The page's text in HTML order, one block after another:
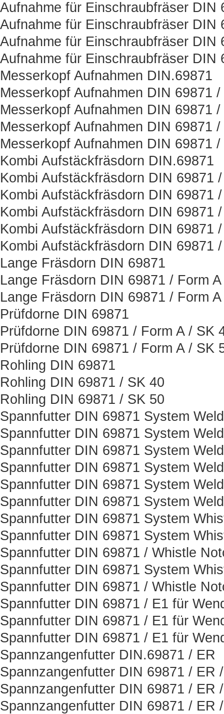
Aufnahme für Einschraubfräser DIN
Aufnahme für Einschraubfräser DIN
Aufnahme für Einschraubfräser DIN
Aufnahme für Einschraubfräser DIN
Messerkopf Aufnahmen DIN.69871
Messerkopf Aufnahmen DIN 69871
Messerkopf Aufnahmen DIN 69871
Messerkopf Aufnahmen DIN 69871
Messerkopf Aufnahmen DIN 69871
Kombi Aufstäckfräsdorn DIN.69871
Kombi Aufstäckfräsdorn DIN 69871
Kombi Aufstäckfräsdorn DIN 69871
Kombi Aufstäckfräsdorn DIN 69871
Kombi Aufstäckfräsdorn DIN 69871
Kombi Aufstäckfräsdorn DIN 69871
Lange Fräsdorn DIN 69871
Lange Fräsdorn DIN 69871 / Form
Lange Fräsdorn DIN 69871 / Form
Prüfdorne DIN 69871
Prüfdorne DIN 69871 / Form A / SK
Prüfdorne DIN 69871 / Form A / SK
Rohling DIN 69871
Rohling DIN 69871 / SK 40
Rohling DIN 69871 / SK 50
Spannfutter DIN 69871 System
Spannfutter DIN 69871 System
Spannfutter DIN 69871 System
Spannfutter DIN 69871 System
Spannfutter DIN 69871 System
Spannfutter DIN 69871 System
Spannfutter DIN 69871 System
Spannfutter DIN 69871 System
Spannfutter DIN 69871 / Whistle
Spannfutter DIN 69871 System
Spannfutter DIN 69871 / Whistle
Spannfutter DIN 69871 / E1 für
Spannfutter DIN 69871 / E1 für
Spannfutter DIN 69871 / E1 für
Spannzangenfutter DIN.69871 / ER
Spannzangenfutter DIN 69871 / ER
Spannzangenfutter DIN 69871 / ER
Spannzangenfutter DIN 69871 / ER